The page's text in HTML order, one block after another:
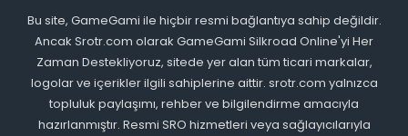
Bu site, GameGami ile hiçbir resmi bağlantıya sahip değildir.
Ancak Srotr.com olarak GameGami Silkroad Online'yi Her
Zaman Destekliyoruz, sitede yer alan tüm ticari markalar,
logolar ve içerikler ilgili sahiplerine aittir. srotr.com yalnızca
topluluk paylaşımı, rehber ve bilgilendirme amacıyla
hazırlanmıştır. Resmi SRO hizmetleri veya sağlayıcılarıyla